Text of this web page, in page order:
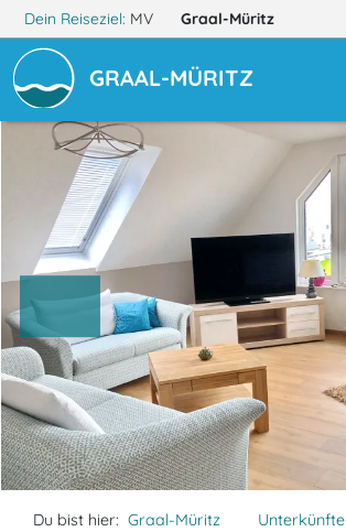
Dein Reiseziel: MV Graal-Müritz
GRAAL-MÜRITZ
Du bist hier: Graal-Müritz
Unterkünfte